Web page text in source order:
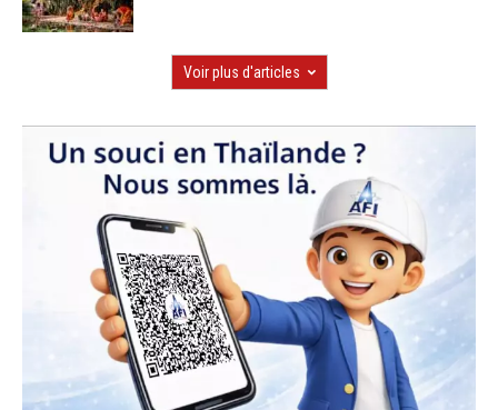
Voir plus d'articles